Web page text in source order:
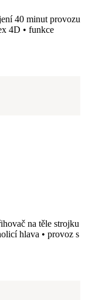
40 minut provozu
4D • funkce
na těle strojku
hlava • provoz s